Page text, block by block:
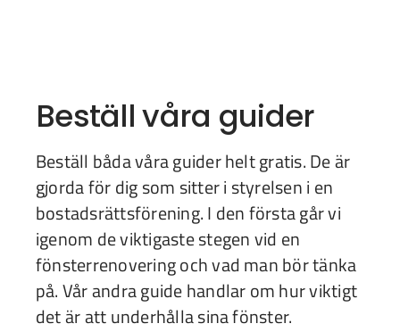
Beställ våra guider
Beställ båda våra guider helt gratis. De är
gjorda för dig som sitter i styrelsen i en
bostadsrättsförening. I den första går vi
igenom de viktigaste stegen vid en
fönsterrenovering och vad man bör tänka
på. Vår andra guide handlar om hur viktigt
det är att underhålla sina fönster.